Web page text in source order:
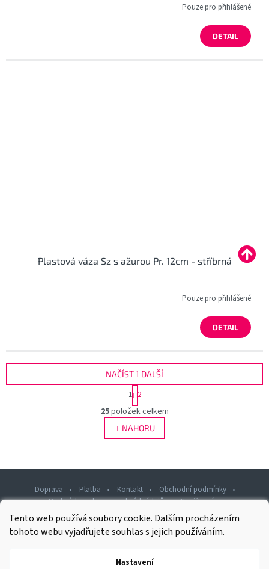
Tento web používá soubory cookie. Dalším procházením
tohoto webu vyjadřujete souhlas s jejich používáním.
Nastavení
Pouze pro přihlášené
DETAIL
Plastová váza Sz s ažurou Pr. 12cm - stříbrná
Pouze pro přihlášené
DETAIL
O
v
l
á
í
p
v
k
ý
NAČÍST 1 DALŠÍ
S
t
r
á
n
k
á
í
1 2
25položek celkem
NAHORU
Doprava Platba Kontakt
Obchodní podmínky
Podmínky ochrany osobních údajů
Napište nám
Rawashop.cz. Všechna práva vyhrazena.